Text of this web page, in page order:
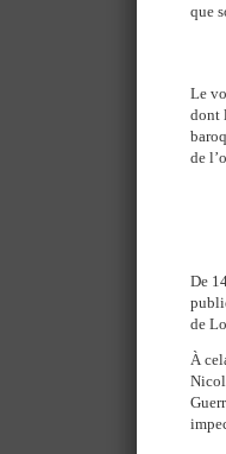
que
Le
dont
de
De
de
À